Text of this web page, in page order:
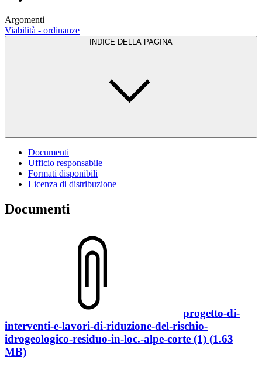
Argomenti
Viabilità - ordinanze
INDICE DELLA PAGINA
Documenti
Ufficio responsabile
Formati disponibili
Licenza di distribuzione
Documenti
progetto-di-
interventi-e-lavori-di-riduzione-del-rischio-
idrogeologico-residuo-in-loc.-alpe-corte (1) (1.63
MB)